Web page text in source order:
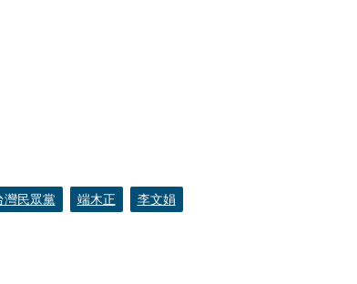
灣民眾黨 端木正
李文娟